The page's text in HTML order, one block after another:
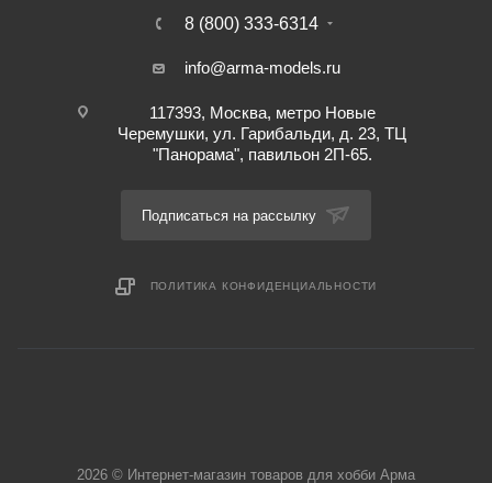
8 (800) 333-6314
info@arma-models.ru
117393, Москва, метро Новые
Черемушки, ул. Гарибальди, д. 23, ТЦ
"Панорама", павильон 2П-65.
Подписаться на рассылку
ПОЛИТИКА КОНФИДЕНЦИАЛЬНОСТИ
2026 © Интернет-магазин товаров для хобби Арма